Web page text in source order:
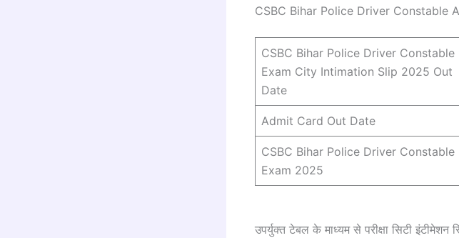
CSBC Bihar Police Driver
CSBC Bihar Police Driver Constable
Exam City Intimation Slip 2025 Out
Date
Admit Card Out Date
CSBC Bihar Police Driver Constable
Exam 2025
उपर्युक्त टेबल के माध्यम से परीक्षा सिटी इंटीमेशन